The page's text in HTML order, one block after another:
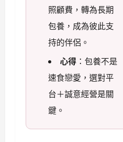
照顧費，轉為長期
包養，成為彼此支
持的伴侶。
心得：包養不是
速食戀愛，選對平
台＋誠意經營是關
鍵。